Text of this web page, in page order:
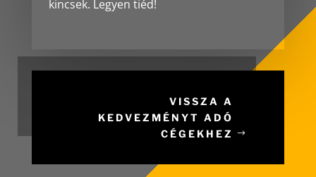
kincsek. Legyen tiéd!
VISSZA A
KEDVEZMÉNYT ADÓ
CÉGEKHEZ